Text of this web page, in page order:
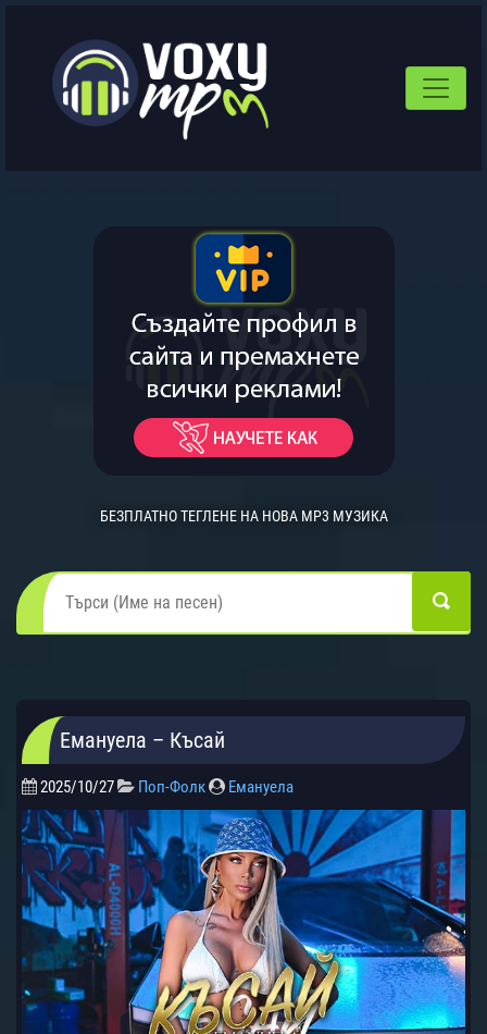
БЕЗПЛАТНО ТЕГЛЕНЕ НА НОВА MP3 МУЗИКА
Емануела – Късай
2025/10/27 Поп-Фолк Емануела